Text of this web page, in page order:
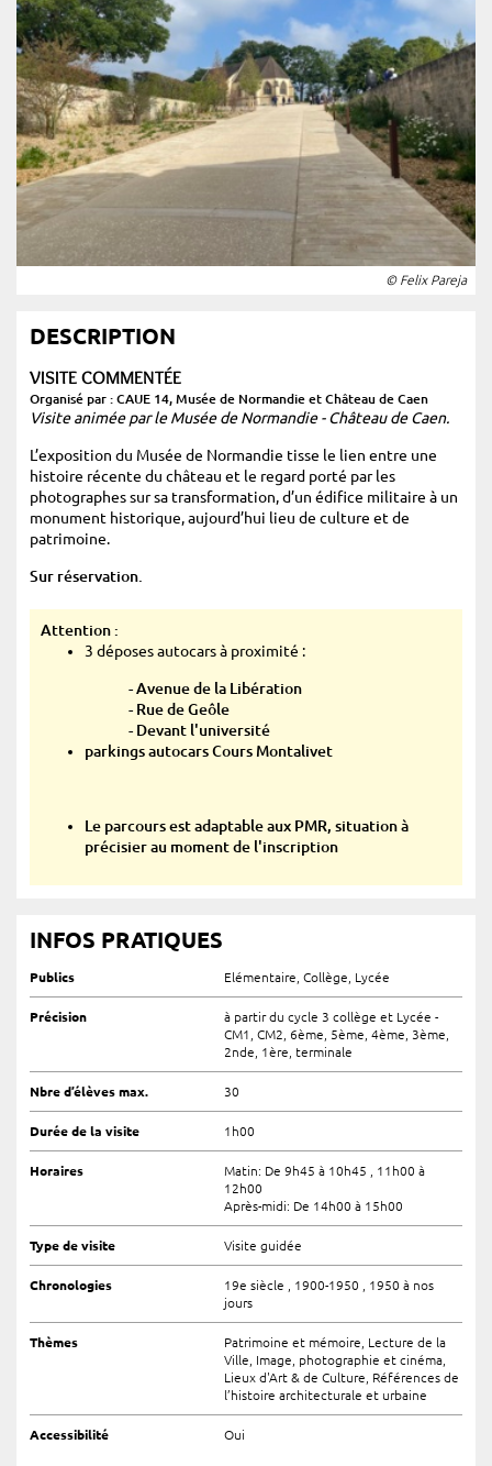
© Felix Pareja
DESCRIPTION
VISITE COMMENTÉE
Organisé par : CAUE 14, Musée de Normandie et Château de Caen
Visite animée par le Musée de Normandie - Château de Caen.
L’exposition du Musée de Normandie tisse le lien entre une
histoire récente du château et le regard porté par les
photographes sur sa transformation, d’un édifice militaire à un
monument historique, aujourd’hui lieu de culture et de
patrimoine.
Sur réservation.
Attention :
3 déposes autocars à proximité :
- Avenue de la Libération
- Rue de Geôle
- Devant l'université
parkings autocars Cours Montalivet
Le parcours est adaptable aux PMR, situation à
précisier au moment de l'inscription
INFOS PRATIQUES
Publics Elémentaire, Collège, Lycée
Précision
à partir du cycle 3 collège et Lycée -
CM1, CM2, 6ème, 5ème, 4ème, 3ème,
2nde, 1ère, terminale
Nbre d’élèves max. 30
Durée de la visite 1h00
Horaires
Matin: De 9h45 à 10h45 , 11h00 à
12h00
Après-midi: De 14h00 à 15h00
Type de visite Visite guidée
Chronologies
19e siècle , 1900-1950 , 1950 à nos
jours
Thèmes
Patrimoine et mémoire, Lecture de la
Ville, Image, photographie et cinéma,
Lieux d'Art & de Culture, Références de
l’histoire architecturale et urbaine
Accessibilité Oui